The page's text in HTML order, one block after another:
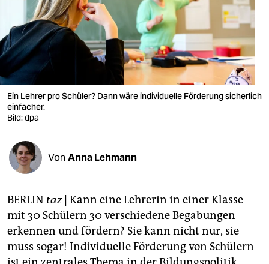
nord
wahrheit
verlag
verlag
veranstaltungen
fragen & hilfe
abo
genossenschaft
epaper login
Ein Lehrer pro Schüler? Dann wäre individuelle Förderung sicherlich
einfacher.
Bild: dpa
Von Anna Lehmann
BERLIN taz| Kann eine Lehrerin in einer Klasse
mit 30 Schülern 30 verschiedene Begabungen
erkennen und fördern? Sie kann nicht nur, sie
muss sogar! Individuelle Förderung von Schülern